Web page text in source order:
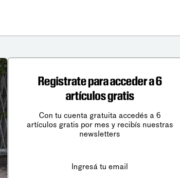
Registrate para acceder a 6
artículos gratis
Con tu cuenta gratuita accedés a 6
artículos gratis por mes y recibís nuestras
newsletters
Ingresá tu email